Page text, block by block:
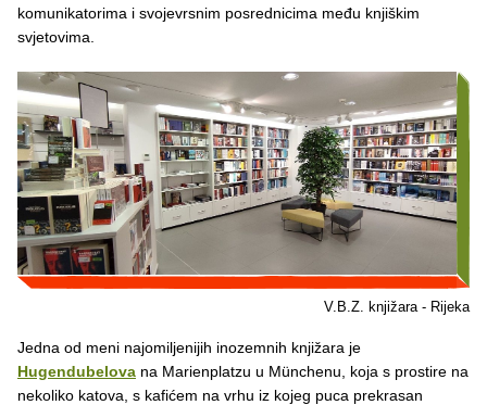
komunikatorima i svojevrsnim posrednicima među knjiškim
svjetovima.
V.B.Z. knjižara - Rijeka
Jedna od meni najomiljenijih inozemnih knjižara je
Hugendubelova na Marienplatzu u Münchenu, koja s prostire na
nekoliko katova, s kafićem na vrhu iz kojeg puca prekrasan